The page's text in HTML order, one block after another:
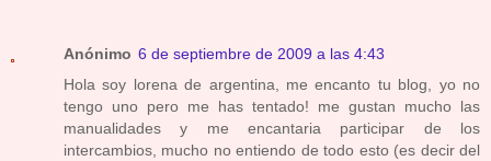
Anónimo 6 de septiembre de 2009 a las 4:43
Hola soy lorena de argentina, me encanto tu blog, yo no
tengo uno pero me has tentado! me gustan mucho las
manualidades y me encantaria participar de los
intercambios, mucho no entiendo de todo esto (es decir del